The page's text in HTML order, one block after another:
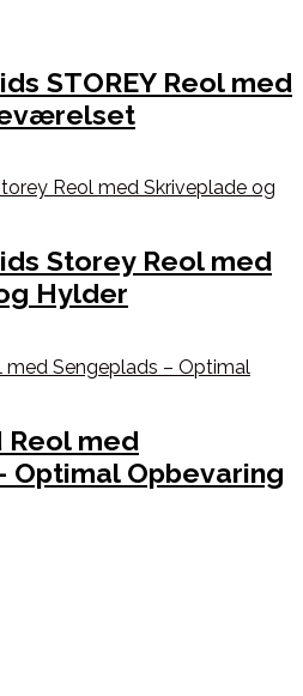
STOREY Reol med
Storey Reol med
Hylder
Reol med
Optimal Opbevaring